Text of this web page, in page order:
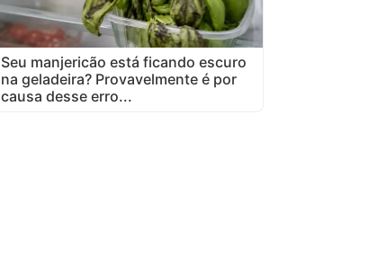
Seu manjericão está ficando escuro
na geladeira? Provavelmente é por
causa desse erro...